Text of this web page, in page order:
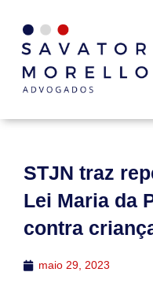
STJN traz
Lei Maria da
contra
maio 29, 2023